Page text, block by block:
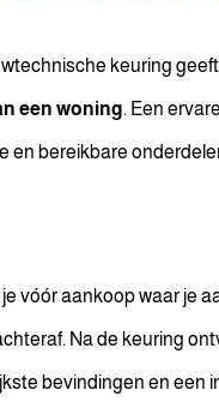
keuring
een woning. Een
en bereikbare
vóór aankoop waar je
Na de keuring
bevindingen en een